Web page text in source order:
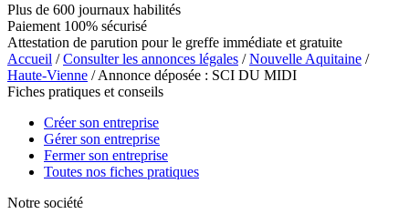
Plus de 600 journaux habilités
Paiement 100% sécurisé
Attestation de parution pour le greffe immédiate et gratuite
Accueil /Consulter les annonces légales /Nouvelle Aquitaine /
Haute-Vienne / Annonce déposée : SCI DU MIDI
Fiches pratiques et conseils
Créer son entreprise
Gérer son entreprise
Fermer son entreprise
Toutes nos fiches pratiques
Notre société